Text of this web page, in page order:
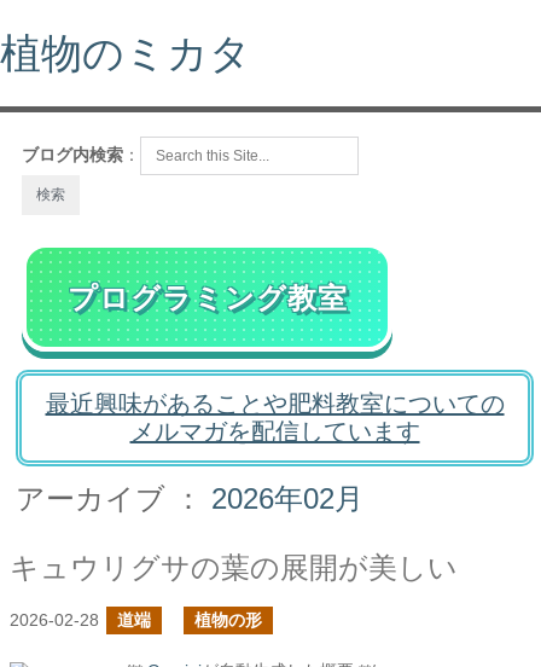
植物のミカタ
ブログ内検索 ：
プログラミング教室
最近興味があることや肥料教室についての
メルマガを配信しています
アーカイブ ： 2026年02月
キュウリグサの葉の展開が美しい
2026-02-28 道端 植物の形